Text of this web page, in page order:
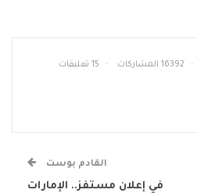
16392 المشاركات 15 تعليقات
القادم بوست
في إعلان مستفز.. الإمارات